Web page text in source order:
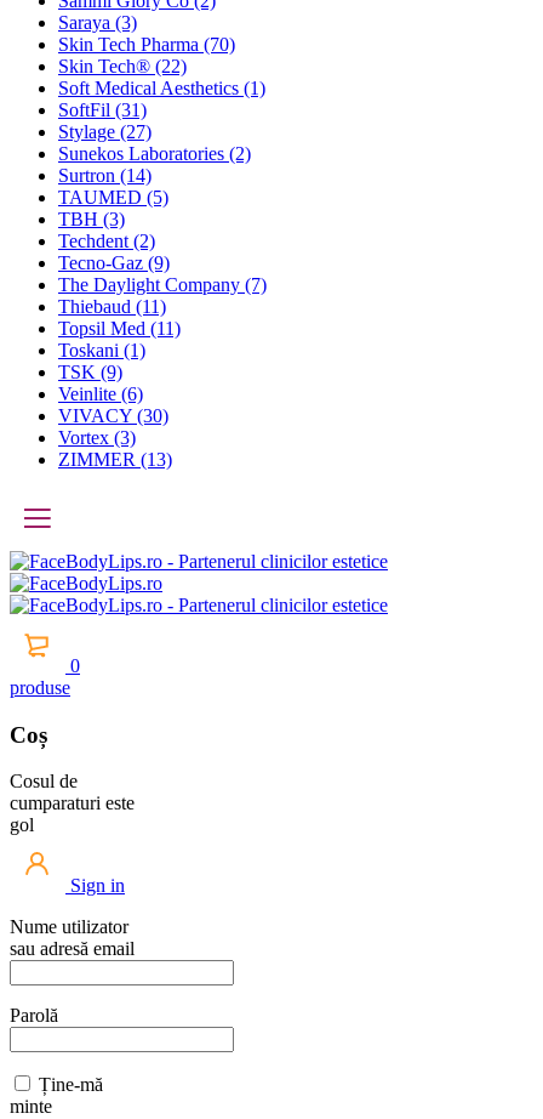
Saraya (3)
Skin Tech Pharma (70)
Skin Tech® (22)
Soft Medical Aesthetics (1)
SoftFil (31)
Stylage (27)
Sunekos Laboratories (2)
Surtron (14)
TAUMED (5)
TBH (3)
Techdent (2)
Tecno-Gaz (9)
The Daylight Company (7)
Thiebaud (11)
Topsil Med (11)
Toskani (1)
TSK (9)
Veinlite (6)
VIVACY (30)
Vortex (3)
ZIMMER (13)
0
produse
Coș
Cosul de
cumparaturi este
gol
Sign in
Nume utilizator
sau adresă email
Parolă
Ține-mă
minte